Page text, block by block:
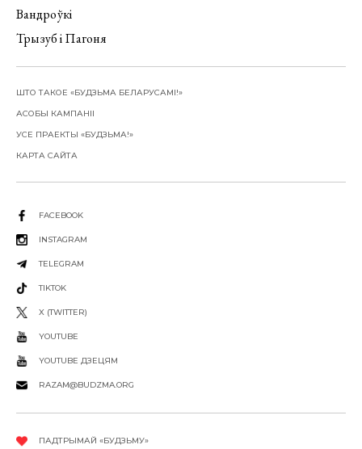
Вандроўкі
Трызуб і Пагоня
ШТО ТАКОЕ «БУДЗЬМА БЕЛАРУСАМІ!»
АСОБЫ КАМПАНІІ
УСЕ ПРАЕКТЫ «БУДЗЬМА!»
КАРТА САЙТА
FACEBOOK
INSTAGRAM
TELEGRAM
TIKTOK
X (TWITTER)
YOUTUBE
YOUTUBE ДЗЕЦЯМ
RAZAM@BUDZMA.ORG
ПАДТРЫМАЙ «БУДЗЬМУ»